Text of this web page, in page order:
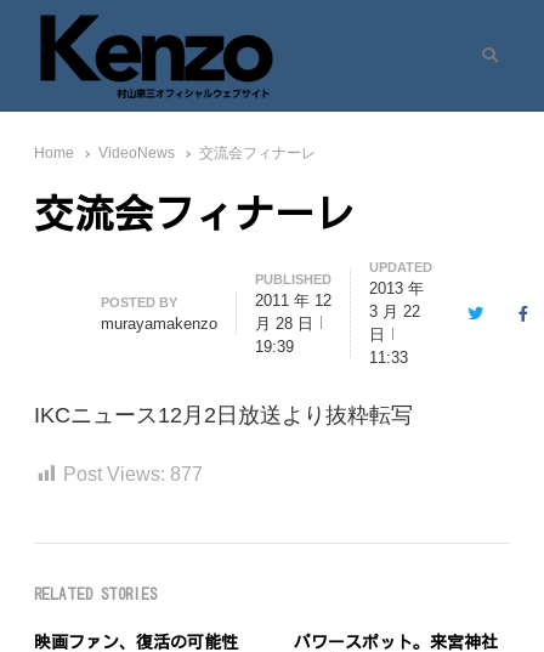
七転八起 – 村山憲三 Official Site
村山憲三ウェブサイト
Home VideoNews 交流会フィナーレ
交流会フィナーレ
Author
POSTED BY
murayamakenzo
PUBLISHED
2011 年 12
月 28 日
19:39
UPDATED
2013 年
3 月 22
日
11:33
Twitter
IKCニュース12月2日放送より抜粋転写
Post Views: 877
RELATED STORIES
映画ファン、復活の可能性
パワースポット。来宮神社